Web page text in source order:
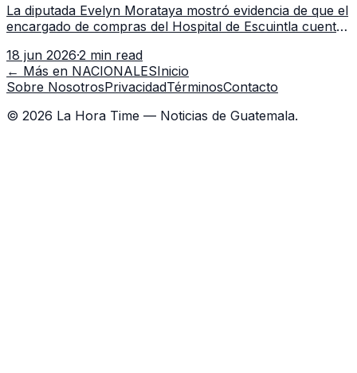
La diputada Evelyn Morataya mostró evidencia de que el
encargado de compras del Hospital de Escuintla cuenta
capacitación en la capital.
18 jun 2026·2 min read
← Más en NACIONALESInicio
Sobre NosotrosPrivacidadTérminosContacto
© 2026 La Hora Time — Noticias de Guatemala.